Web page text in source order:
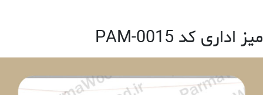
میز اداری کد PAM-0015